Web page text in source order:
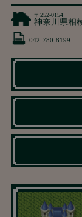
〒252-0154
神奈川県相
042-780-8199